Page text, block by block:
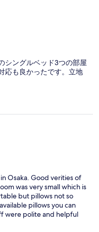
シングルベッド3つの部屋
応も良かったです。立地
Osaka. Good verities of
was very small which is
but pillows not so
pillows you can
were polite and helpful